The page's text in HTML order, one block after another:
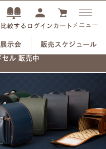
比較する ログイン カート メニュー
販売スケジュール
示会
ル 販売中